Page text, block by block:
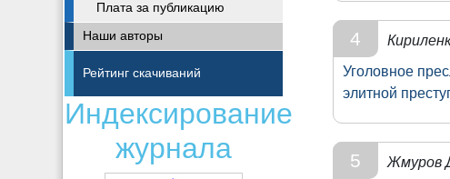
Плата за публикацию
Наши авторы
Рейтинг скачиваний
Индексирование
журнала
4
Уголовное
элитной
5
Жмуров